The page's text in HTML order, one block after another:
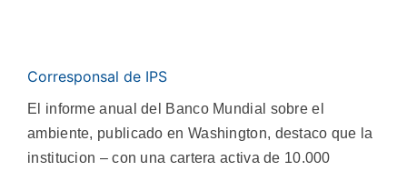
Corresponsal de IPS
El informe anual del Banco Mundial sobre el
ambiente, publicado en Washington, destaco que la
institucion – con una cartera activa de 10.000